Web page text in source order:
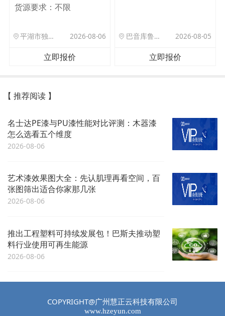
货源要求： 不限
平湖市独山港镇集港路 589 号 2026-08-06
立即报价
巴音库鲁提镇,托帕口岸六号库房 2026-08-05
立即报价
【 推荐阅读 】
名士达PE漆与PU漆性能对比评测：木器漆
怎么选看五个维度
2026-08-06
艺术漆效果图大全：先认肌理再看空间，百
张图筛出适合你家那几张
2026-08-06
推出工程塑料可持续发展包！巴斯夫推动塑
料行业使用可再生能源
2026-08-06
COPYRIGHT@广州慧正云科技有限公司
www.hzeyun.com